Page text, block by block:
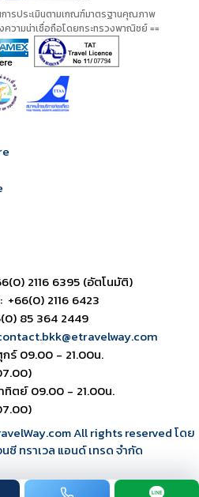
การประเมินตามเกณฑ์มาตรฐานคุณภาพ
วามน่าเชื่อถือโดยกระทรวงพาณิชย์ ==
2116 6395 (อัตโนมัติ)
: +66(0) 2116 6423
85 364 2449
ร์ 09.00 - 21.00น.
ทิตย์ 09.00 - 21.00น.
All rights reserved โดย
นซี ทราเวล แอนด์ เทรด จำกัด